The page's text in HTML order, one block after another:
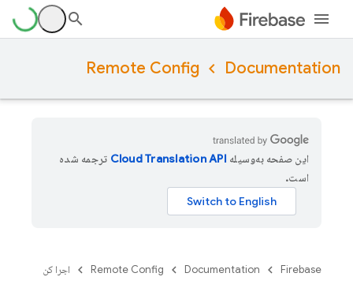
Documentation
Remote Config
این صفحه به‌وسیله
ترجمه شده
است.
Firebase
Documentation
Remote Config اجرا کن